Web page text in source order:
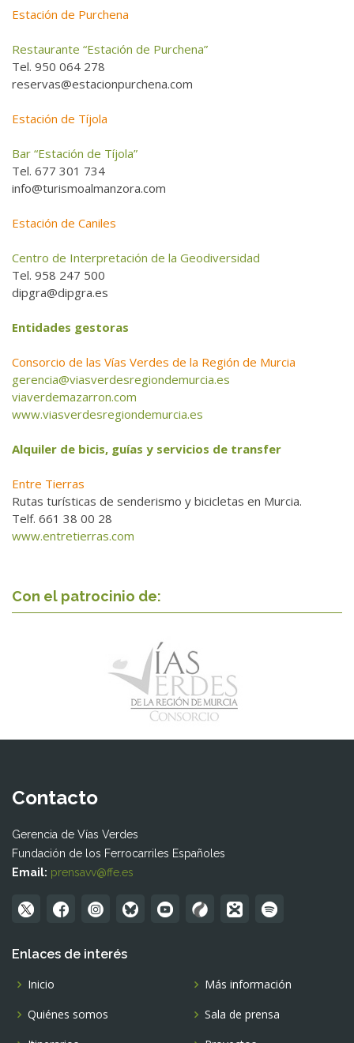
Estación de Purchena
Restaurante “Estación de Purchena”
Tel. 950 064 278
reservas@estacionpurchena.com
Estación de Tíjola
Bar “Estación de Tíjola”
Tel. 677 301 734
info@turismoalmanzora.com
Estación de Caniles
Centro de Interpretación de la Geodiversidad
Tel. 958 247 500
dipgra@dipgra.es
Entidades gestoras
Consorcio de las Vías Verdes de la Región de Murcia
gerencia@viasverdesregiondemurcia.es
viaverdemazarron.com
www.viasverdesregiondemurcia.es
Alquiler de bicis, guías y servicios de transfer
Entre Tierras
Rutas turísticas de senderismo y bicicletas en Murcia.
Telf. 661 38 00 28
www.entretierras.com
Con el patrocinio de:
Contacto
Gerencia de Vías Verdes
Fundación de los Ferrocarriles Españoles
Email: prensavv@ffe.es
Enlaces de interés
Inicio
Quiénes somos
Más información
Sala de prensa